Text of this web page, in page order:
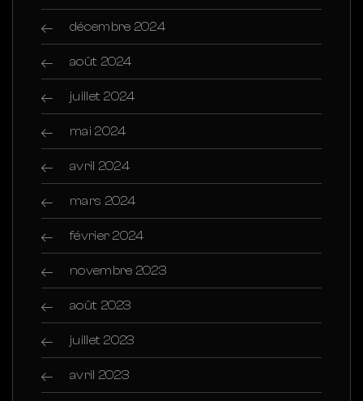
décembre 2024
août 2024
juillet 2024
mai 2024
avril 2024
mars 2024
février 2024
novembre 2023
août 2023
juillet 2023
avril 2023